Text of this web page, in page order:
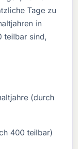
Tage zu
in
teilbar sind,
(durch
400 teilbar)